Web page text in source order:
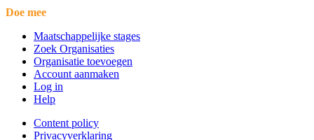
Doe mee
Maatschappelijke stages
Zoek Organisaties
Organisatie toevoegen
Account aanmaken
Log in
Help
Content policy
Privacyverklaring